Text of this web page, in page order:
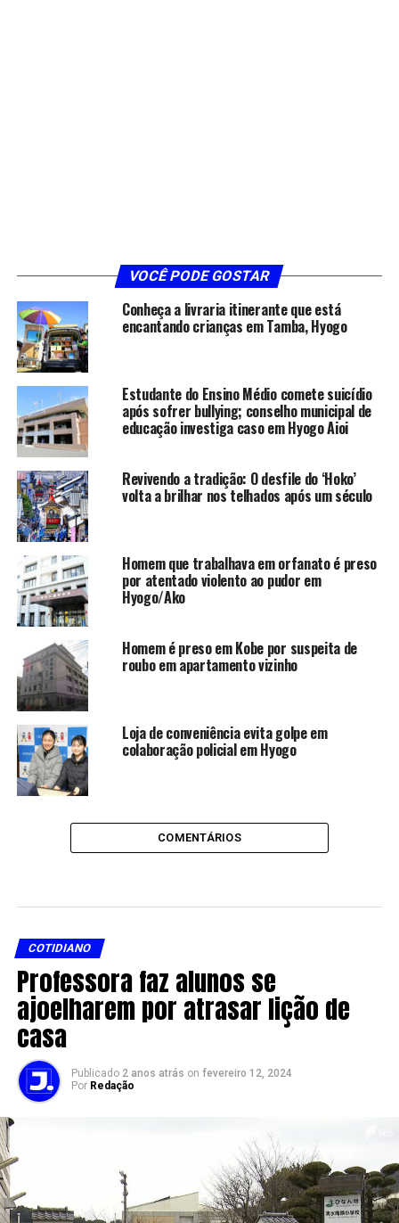
VOCÊ PODE GOSTAR
Conheça a livraria itinerante que está
encantando crianças em Tamba, Hyogo
Estudante do Ensino Médio comete suicídio
após sofrer bullying; conselho municipal de
educação investiga caso em Hyogo Aioi
Revivendo a tradição: O desfile do ‘Hoko’
volta a brilhar nos telhados após um século
Homem que trabalhava em orfanato é preso
por atentado violento ao pudor em
Hyogo/Ako
Homem é preso em Kobe por suspeita de
roubo em apartamento vizinho
Loja de conveniência evita golpe em
colaboração policial em Hyogo
COMENTÁRIOS
COTIDIANO
Professora faz alunos se
ajoelharem por atrasar lição de
casa
Publicado 2 anos atrás on fevereiro 12, 2024
Por Redação